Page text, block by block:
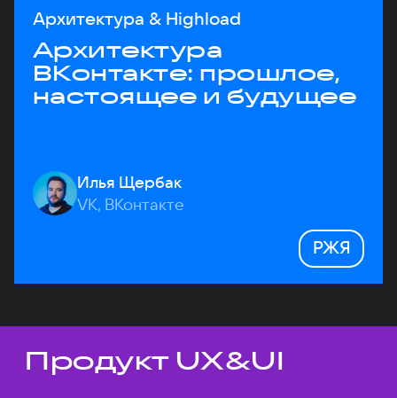
Архитектура & Highload
Архитектура
ВКонтакте: прошлое,
настоящее и будущее
Илья Щербак
VK, ВКонтакте
РЖЯ
Темы докладов
Продукт UX&UI